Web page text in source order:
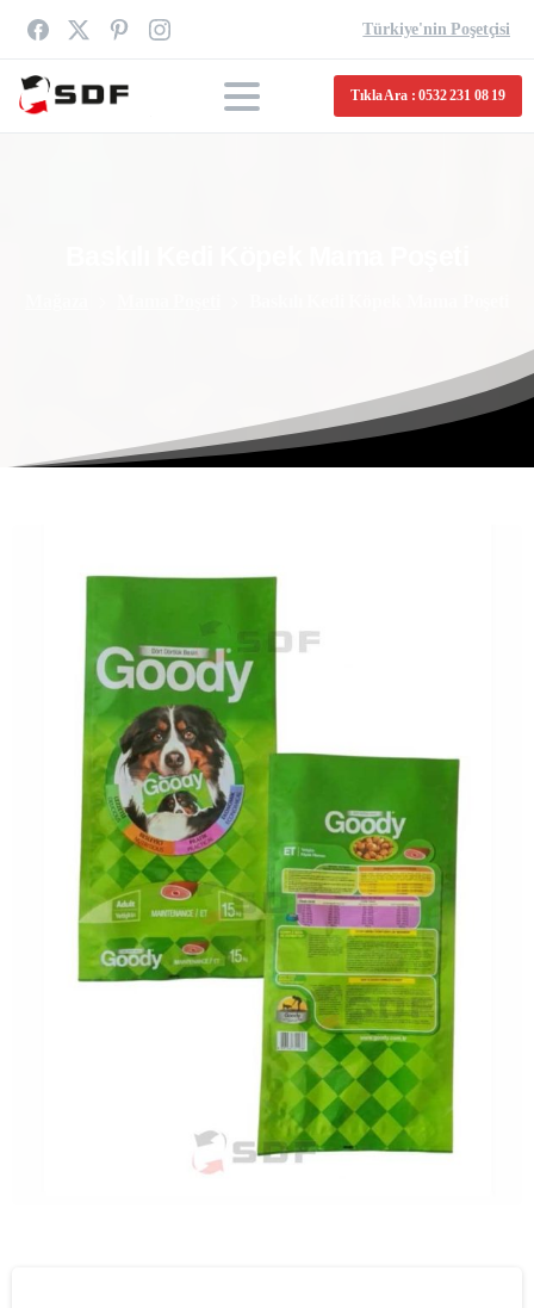
Türkiye'nin Poşetçisi
Tıkla Ara : 0532 231 08 19